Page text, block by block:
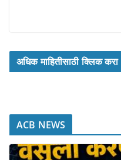
अधिक माहितीसाठी क्लिक करा
ACB NEWS